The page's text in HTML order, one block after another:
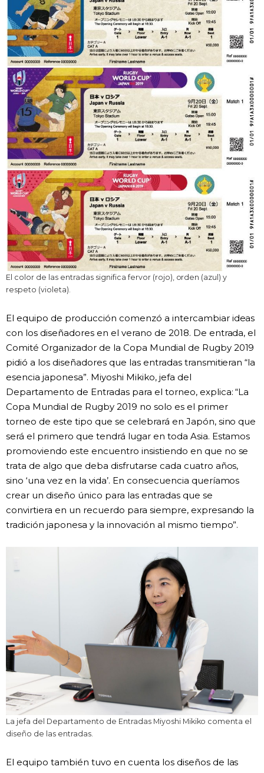
El color de las entradas significa fervor (rojo), orden (azul) y
respeto (violeta).
El equipo de producción comenzó a intercambiar ideas
con los diseñadores en el verano de 2018. De entrada, el
Comité Organizador de la Copa Mundial de Rugby 2019
pidió a los diseñadores que las entradas transmitieran “la
esencia japonesa”. Miyoshi Mikiko, jefa del
Departamento de Entradas para el torneo, explica: “La
Copa Mundial de Rugby 2019 no solo es el primer
torneo de este tipo que se celebrará en Japón, sino que
será el primero que tendrá lugar en toda Asia. Estamos
promoviendo este encuentro insistiendo en que no se
trata de algo que deba disfrutarse cada cuatro años,
sino ‘una vez en la vida’. En consecuencia queríamos
crear un diseño único para las entradas que se
convirtiera en un recuerdo para siempre, expresando la
tradición japonesa y la innovación al mismo tiempo”.
La jefa del Departamento de Entradas Miyoshi Mikiko comenta el
diseño de las entradas.
El equipo también tuvo en cuenta los diseños de las